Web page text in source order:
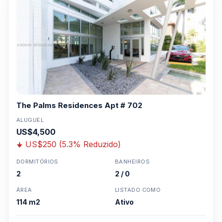
WhatsApp um corretor em Miami +1 305 540
Para Vendas ligar no telefone no Brasil SP 11-
3957-0613
The Palms Residences Apt # 702
ALUGUEL
US$4,500
US$250 (5.3% Reduzido)
DORMITÓRIOS
2
BANHEIROS
2 / 0
ÁREA
114 m2
LISTADO COMO
Ativo